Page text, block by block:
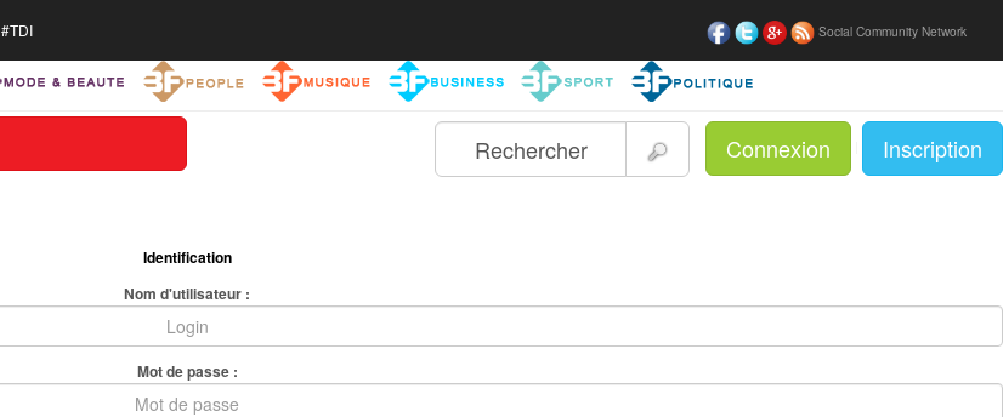
Connexion Inscription
Social Community Network
#TDI
Identification
Nom d'utilisateur :
Mot de passe :